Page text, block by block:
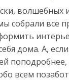
волшебных
собрали все
дома. А,
всем